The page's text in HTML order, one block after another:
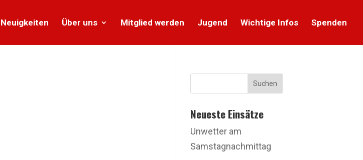
Neuigkeiten Über uns Mitglied werden Jugend Wichtige Infos Spenden
Suchen
Neueste Einsätze
Unwetter am
Samstagnachmittag